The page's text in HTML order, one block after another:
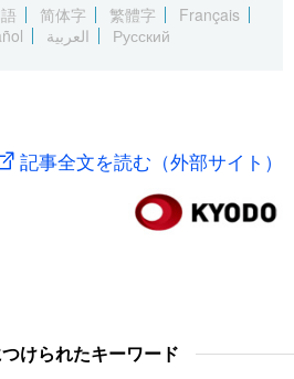
العربية お知らせ
简体字 繁體字
Français
العربية Русский
記事全文を読む（外部サイト）
けられたキーワード